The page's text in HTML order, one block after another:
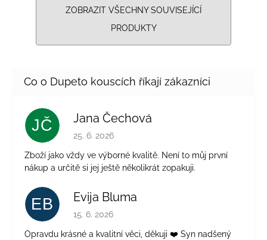
ZOBRAZIT VŠECHNY SOUVISEJÍCÍ
PRODUKTY
JČ Jana Čechová
Hodnocení obchodu je 5 z 5 hvězdiček.
25. 6. 2026
Zboží jako vždy ve výborné kvalitě. Není to můj první
nákup a určitě si jej ještě několikrát zopakuji.
EB Evija Bluma
Hodnocení obchodu je 5 z 5 hvězdiček.
15. 6. 2026
Opravdu krásné a kvalitní věci, děkuji ❤️ Syn nadšený